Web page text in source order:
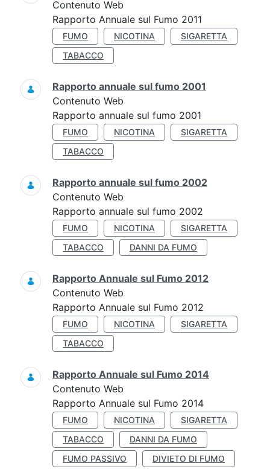
Contenuto Web
Rapporto Annuale sul Fumo 2011
FUMO NICOTINA
SIGARETTA
TABACCO
Rapporto annuale sul fumo 2001
Contenuto Web
Rapporto annuale sul fumo 2001
FUMO NICOTINA
SIGARETTA
TABACCO
Rapporto annuale sul fumo 2002
Contenuto Web
Rapporto annuale sul fumo 2002
FUMO NICOTINA
SIGARETTA
TABACCO
DANNI DA FUMO
Rapporto Annuale sul Fumo 2012
Contenuto Web
Rapporto Annuale sul Fumo 2012
FUMO NICOTINA
SIGARETTA
TABACCO
Rapporto Annuale sul Fumo 2014
Contenuto Web
Rapporto Annuale sul Fumo 2014
FUMO NICOTINA
SIGARETTA
TABACCO
DANNI DA FUMO
FUMO PASSIVO
DIVIETO DI FUMO